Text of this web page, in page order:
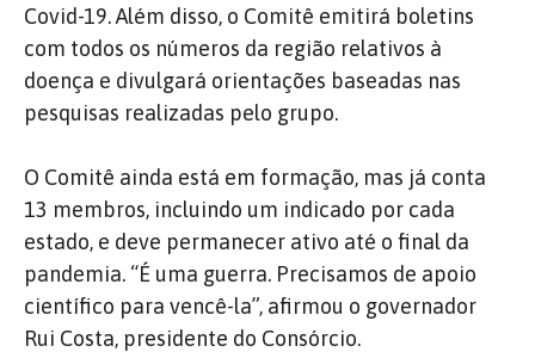
Covid-19. Além disso, o Comitê emitirá boletins
com todos os números da região relativos à
doença e divulgará orientações baseadas nas
pesquisas realizadas pelo grupo.
O Comitê ainda está em formação, mas já conta
13 membros, incluindo um indicado por cada
estado, e deve permanecer ativo até o final da
pandemia. “É uma guerra. Precisamos de apoio
científico para vencê-la”, afirmou o governador
Rui Costa, presidente do Consórcio.